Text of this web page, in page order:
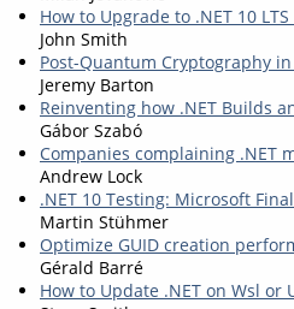
How to Upgrade to .NET 10
John Smith
Post-Quantum Cryptography in
Jeremy Barton
Reinventing how .NET Builds
Gábor Szabó
Companies complaining .NET
Andrew Lock
.NET 10 Testing: Microsoft
Martin Stühmer
Optimize GUID creation
Gérald Barré
How to Update .NET on Wsl or